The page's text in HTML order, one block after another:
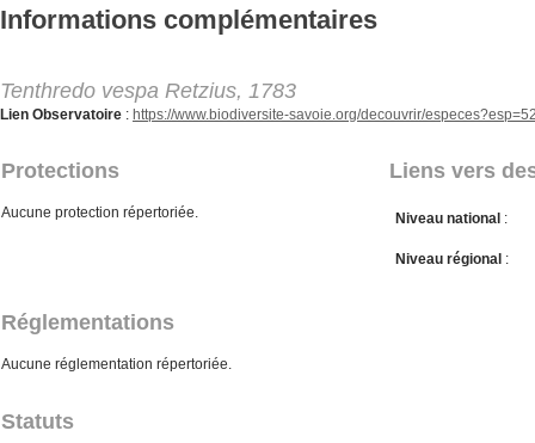
Aller au contenu principal
Informations complémentaires
Tenthredo vespa Retzius, 1783
Lien Observatoire : https://www.biodiversite-savoie.org/decouvrir/
Protections Liens vers
Aucune protection répertoriée. Niveau national :
Niveau régional :
Réglementations
Aucune réglementation répertoriée.
Statuts